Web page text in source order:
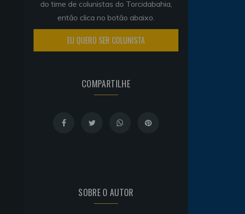
do time de colunistas do Torcidabahia,
então clica no botão abaixo.
EU QUERO SER COLUNISTA
COMPARTILHE
SOBRE O AUTOR